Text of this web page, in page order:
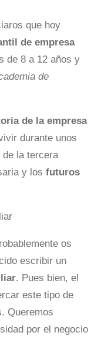
que hoy
de empresa
de 8 a 12 años y
de
de la empresa
durante unos
de la tercera
y los futuros
os
escribir un
. Pues bien, el
este tipo de
Queremos
por el negocio